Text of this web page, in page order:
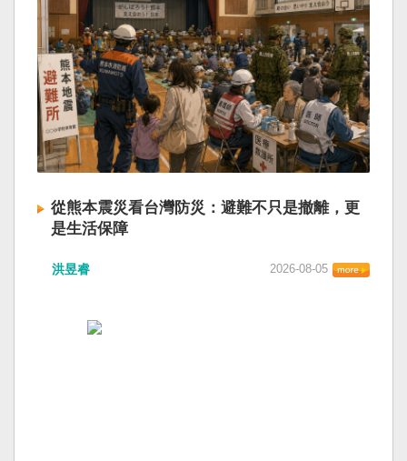
從熊本震災看台灣防災：避難不只是撤離，更
是生活保障
洪昱睿 2026-08-05